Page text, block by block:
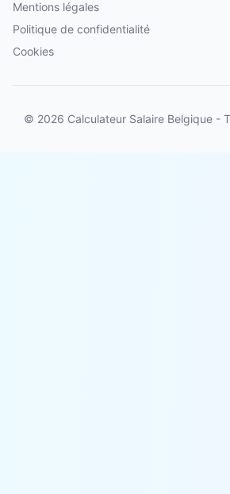
Mentions légales
Politique de confidentialité
Cookies
© 2026 Calculateur Salaire Belgique -